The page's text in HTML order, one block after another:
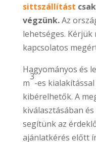
sittszállítást
végzünk.Az
lehetséges.
kapcsolatos
Hagyományos és
m
3
-es
kibérelhetők. A
kiválasztásában
segítünk az
ajánlatkérés előtt